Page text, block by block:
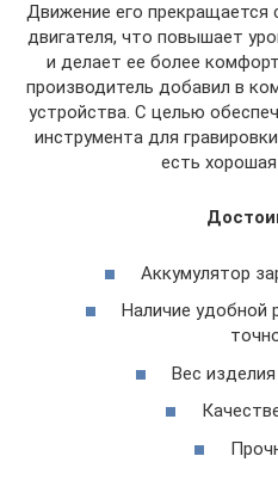
Движение его прекращается
двигателя, что повышает
и делает ее более
производитель добавил в
устройства. С целью
инструмента для
есть
Аккумулятор
Наличие удобной
Вес